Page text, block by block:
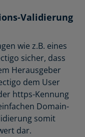
Validierung
wie z.B. eines
sicher, dass
Herausgeber
dem User
https-Kennung
Domain-
somit
dar.